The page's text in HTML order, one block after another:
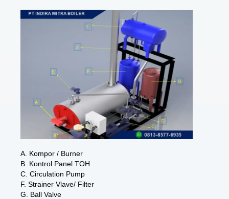
A. Kompor / Burner
B. Kontrol Panel TOH
C. Circulation Pump
F. Strainer Vlave/ Filter
G. Ball Valve